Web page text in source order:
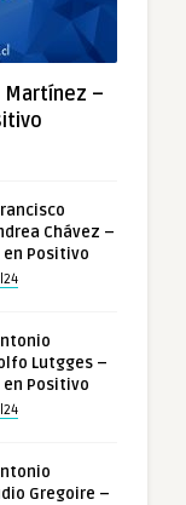
Martínez –
Chávez –
en Positivo
Lutgges –
en Positivo
Gregoire –